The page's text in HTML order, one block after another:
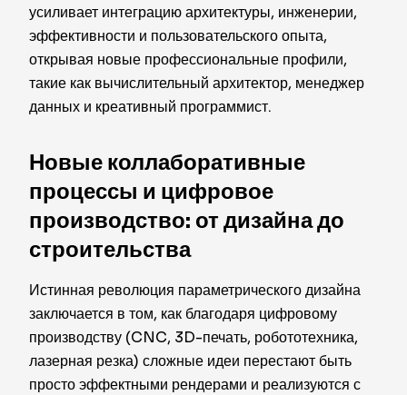
усиливает интеграцию архитектуры, инженерии,
эффективности и пользовательского опыта,
открывая новые профессиональные профили,
такие как вычислительный архитектор, менеджер
данных и креативный программист.
Новые коллаборативные
процессы и цифровое
производство: от дизайна до
строительства
Истинная революция параметрического дизайна
заключается в том, как благодаря цифровому
производству (CNC, 3D-печать, робототехника,
лазерная резка) сложные идеи перестают быть
просто эффектными рендерами и реализуются с